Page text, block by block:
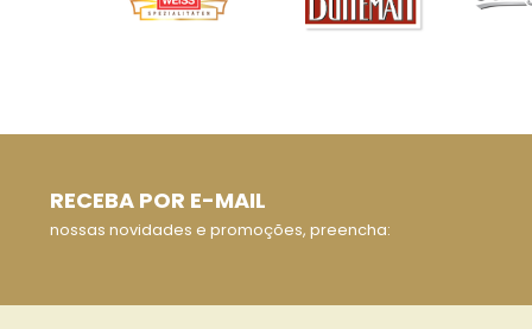
RECEBA POR E-MAIL
nossas novidades e promoções, preencha: